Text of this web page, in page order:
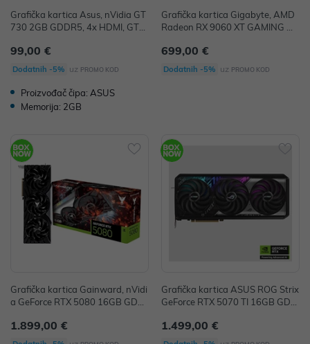
Grafička kartica Asus, nVidia GT
730 2GB GDDR5, 4x HDMI, GT7
99,00 €
Dodatnih -5% uz PROMO KOD
Proizvođač čipa: ASUS
Memorija: 2GB
Grafička kartica Gigabyte, AMD
Radeon RX 9060 XT GAMING OC
DisplayPort, GV-R9060XTGAMI
NG OC-16GD
699,00 €
Dodatnih -5% uz PROMO KOD
Grafička kartica Gainward, nVidi
a GeForce RTX 5080 16GB GDD
1.899,00 €
Grafička kartica ASUS ROG Strix
GeForce RTX 5070 TI 16GB GDD
1.499,00 €